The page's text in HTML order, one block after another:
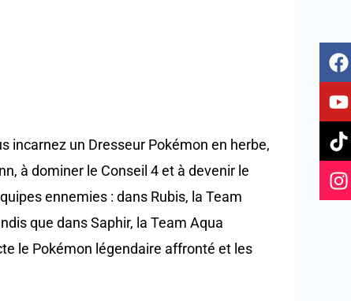
incarnez un Dresseur Pokémon en herbe,
à dominer le Conseil 4 et à devenir le
ennemies : dans Rubis, la Team
que dans Saphir, la Team Aqua
le Pokémon légendaire affronté et les
F
a
c
e
b
o
o
k
Y
o
u
t
u
b
e
T
i
k
t
o
k
I
n
s
t
a
g
r
a